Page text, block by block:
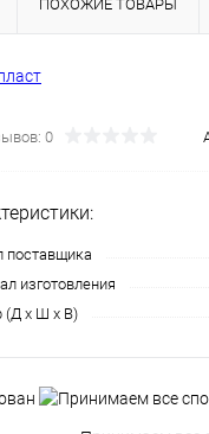
ПОХОЖИЕ ТОВАРЫ
0
поставщика
изготовления
(Д х Ш х В)